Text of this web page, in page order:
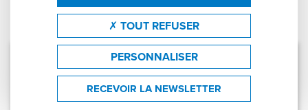
Résultats : 3 produits en stock(3 produits différents)
Pompe à piston
VINICOLE PERA - 120 HL/h
PERA
Réf.007660
TOUT REFUSER
PERSONNALISER
RECEVOIR LA NEWSLETTER